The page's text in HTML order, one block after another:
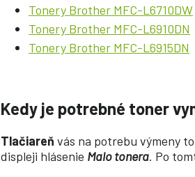
Tonery Brother MFC-L6710DW
Tonery Brother MFC-L6910DN
Tonery Brother MFC-L6915DN
Kedy je potrebné toner
Tlačiareň vás na potrebu výmeny
displeji hlásenie Malo tonera. Po